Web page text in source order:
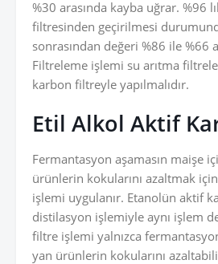
%30 arasında kayba uğrar. %96
filtresinden geçirilmesi
sonrasından değeri %86 ile %66
Filtreleme işlemi su arıtma
karbon filtreyle yapılmalıdır.
Etil Alkol Aktif
Fermantasyon aşamasın maişe
ürünlerin kokularını azaltmak
işlemi uygulanır. Etanolün aktif
distilasyon işlemiyle aynı işlem
filtre işlemi yalnızca
yan ürünlerin kokularını